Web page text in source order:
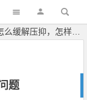
缓解压抑，怎样缓解心情压抑问题
题